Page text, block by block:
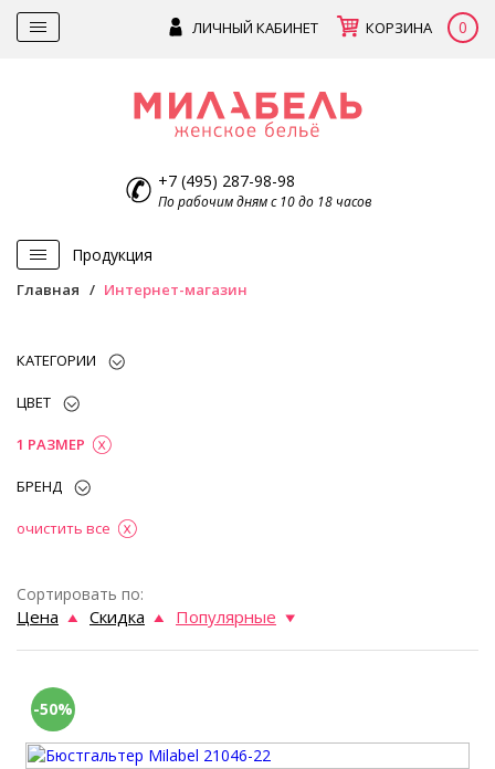
ЛИЧНЫЙ КАБИНЕТ КОРЗИНА 0
+7 (495) 287-98-98
По рабочим дням с 10 до 18 часов
Продукция
Главная Интернет-магазин
КАТЕГОРИИ
ЦВЕТ
1 РАЗМЕР
БРЕНД
очистить все
Сортировать по:
Цена Скидка Популярные
-50%